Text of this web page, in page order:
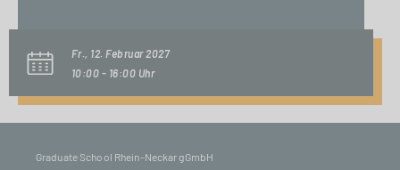
Fr., 12. Februar 2027
10:00 - 16:00 Uhr
Graduate School Rhein-Neckar gGmbH